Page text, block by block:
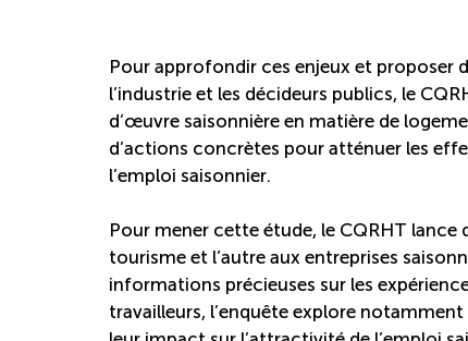
Pour approfondir ces enjeux et proposer
l’industrie et les décideurs publics, le
d’œuvre saisonnière en matière de
d’actions concrètes pour atténuer les
l’emploi saisonnier.
Pour mener cette étude, le CQRHT lance
tourisme et l’autre aux entreprises
informations précieuses sur les
travailleurs, l’enquête explore